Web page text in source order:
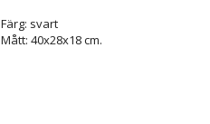
Färg: svart
Mått: 40x28x18 cm.